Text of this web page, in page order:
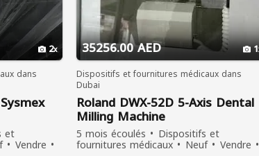
2
dans
et
Vendre
35256.00 AED 1
Dispositifs et fournitures médicaux dans
Dubai
Roland DWX-52D 5-Axis Dental
Milling Machine
5 mois écoulés Dispositifs et
fournitures médicaux Neuf Vendre